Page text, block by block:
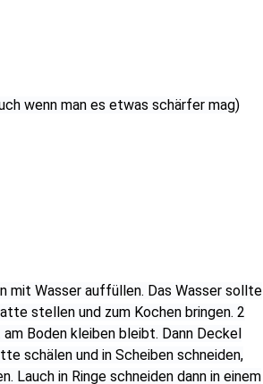
wenn man es etwas schärfer mag)
mit Wasser auffüllen. Das Wasser sollte
stellen und zum Kochen bringen. 2
Boden kleiben bleibt. Dann Deckel
schälen und in Scheiben schneiden,
Lauch in Ringe schneiden dann in einem